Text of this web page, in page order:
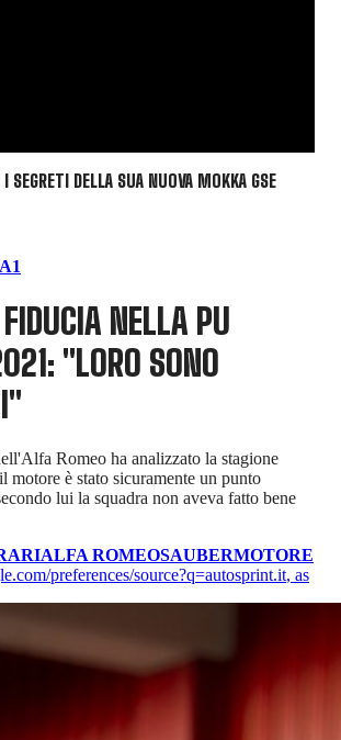
SEGRETI DELLA SUA NUOVA MOKKA GSE
NELLA PU
"LORO SONO
Romeo ha analizzato la stagione
motore è stato sicuramente un punto
lui la squadra non aveva fatto bene
ALFA ROMEOSAUBERMOTORE
preferences/source?q=autosprint.it, as